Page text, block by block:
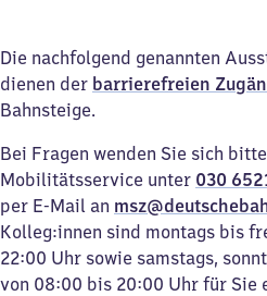
Die nachfolgend genannten
dienen der barrierefreien
Bahnsteige.
Bei Fragen wenden Sie sich
Mobilitätsservice unter 030
per E-Mail an
Kolleg:innen sind montags bis
22:00 Uhr sowie samstags,
von 08:00 bis 20:00 Uhr für Sie